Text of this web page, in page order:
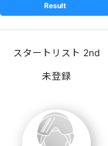
Result
スタートリスト 2nd